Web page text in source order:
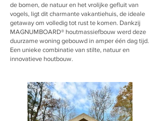
de bomen, de natuur en het vrolijke gefluit van
vogels, ligt dit charmante vakantiehuis, de ideale
getaway om volledig tot rust te komen. Dankzij
MAGNUMBOARD® houtmassiefbouw werd deze
duurzame woning gebouwd in amper één dag tijd.
Een unieke combinatie van stilte, natuur en
innovatieve houtbouw.